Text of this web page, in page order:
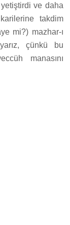
ve daha
takdim
mi?) mazhar-ı
çünkü bu
manasını